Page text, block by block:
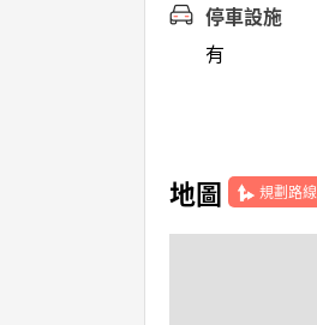
停車設施
有
地圖 規劃路線